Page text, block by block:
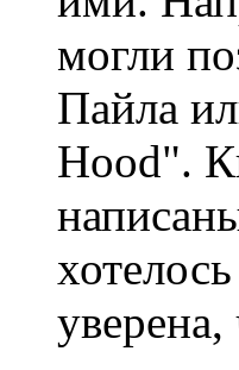
могли
Пайла
Hood".
уверена,